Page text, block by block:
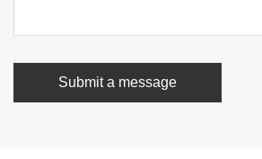
Submit a message